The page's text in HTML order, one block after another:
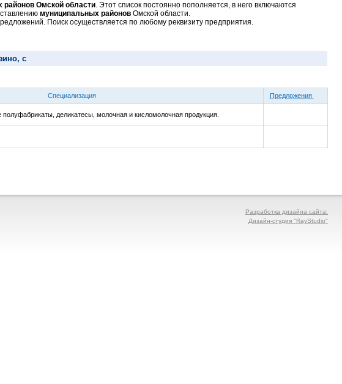
районов Омской области. Этот список постоянно пополняется, в него включаются
муниципальных районов Омской области.
Поиск осуществляется по любому реквизиту предприятия.
с
Специализация
Предложения
деликатесы, молочная и кисломолочная продукция.
Разработка дизайна сайта:
Дизайн-студия "RayStudio"